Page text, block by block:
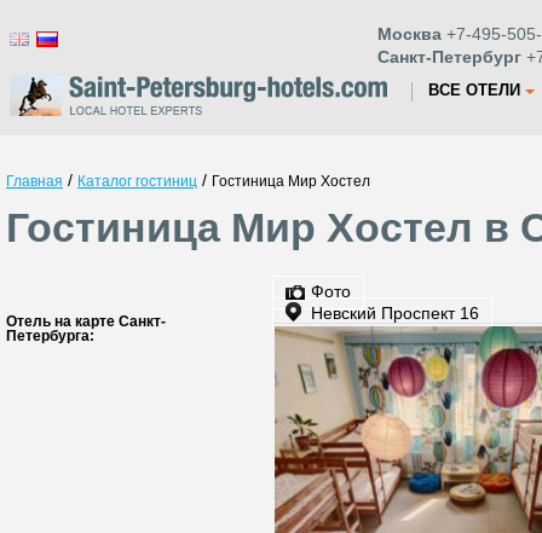
Москва +7-495-
Санкт-Петербург
ВСЕ ОТЕЛИ
Главная / Каталог гостиниц / Гостиница Мир Хостел
Гостиница Мир Хостел в
Отель на карте Санкт-
Петербурга:
Фото
Невский Проспект 16